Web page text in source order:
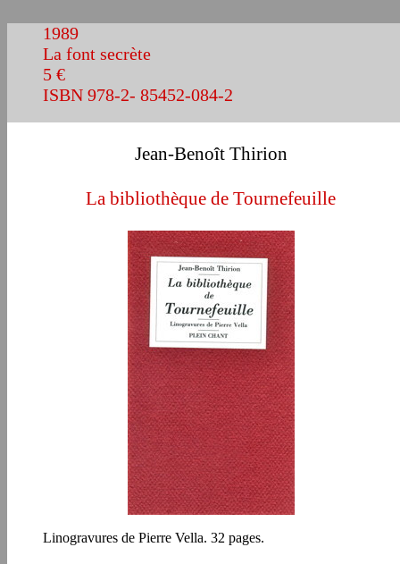
1989
La font secrète
5 €
ISBN 978-2- 85452-084-2
Jean-Benoît Thirion
La bibliothèque de Tournefeuille
Linogravures de Pierre Vella. 32 pages.